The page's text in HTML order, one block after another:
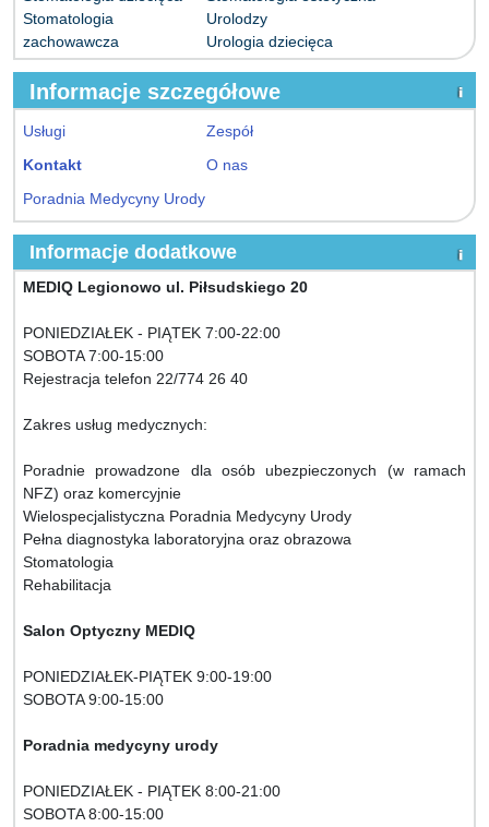
Stomatologia
zachowawcza
Urolodzy
Urologia dziecięca
Informacje szczegółowe
Usługi
Zespół
Kontakt
O nas
Poradnia Medycyny Urody
Informacje dodatkowe
MEDIQ Legionowo ul. Piłsudskiego 20
PONIEDZIAŁEK - PIĄTEK 7:00-22:00
SOBOTA 7:00-15:00
Rejestracja telefon 22/774 26 40
Zakres usług medycznych:
Poradnie prowadzone dla osób ubezpieczonych (w ramach
NFZ) oraz komercyjnie
Wielospecjalistyczna Poradnia Medycyny Urody
Pełna diagnostyka laboratoryjna oraz obrazowa
Stomatologia
Rehabilitacja
Salon Optyczny MEDIQ
PONIEDZIAŁEK-PIĄTEK 9:00-19:00
SOBOTA 9:00-15:00
Poradnia medycyny urody
PONIEDZIAŁEK - PIĄTEK 8:00-21:00
SOBOTA 8:00-15:00